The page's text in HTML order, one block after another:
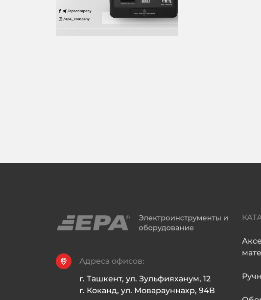
Адреса офисов:
г. Ташкент, ул. Зульфияханум, 12
г. Коканд, ул. Моварауннахр, 94В